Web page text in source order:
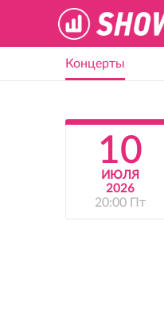
Концерты
10
ИЮЛЯ
2026
20:00 Пт